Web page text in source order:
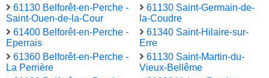
61130 Belforêt-en-Perche -
Saint-Ouen-de-la-Cour
61400 Belforêt-en-Perche -
Eperrais
61360 Belforêt-en-Perche -
La Perrière
61130 Saint-Germain-de-
la-Coudre
61340 Saint-Hilaire-sur-
Erre
61130 Saint-Martin-du-
Vieux-Bellême